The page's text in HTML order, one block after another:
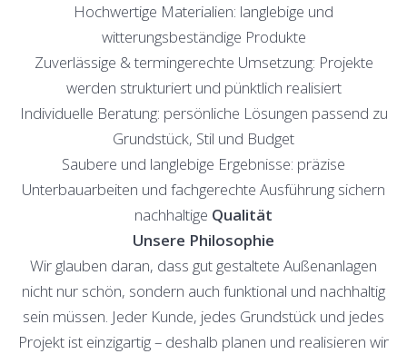
Hochwertige Materialien: langlebige und
witterungsbeständige Produkte
Zuverlässige & termingerechte Umsetzung: Projekte
werden strukturiert und pünktlich realisiert
Individuelle Beratung: persönliche Lösungen passend zu
Grundstück, Stil und Budget
Saubere und langlebige Ergebnisse: präzise
Unterbauarbeiten und fachgerechte Ausführung sichern
nachhaltige Qualität
Unsere Philosophie
Wir glauben daran, dass gut gestaltete Außenanlagen
nicht nur schön, sondern auch funktional und nachhaltig
sein müssen. Jeder Kunde, jedes Grundstück und jedes
Projekt ist einzigartig – deshalb planen und realisieren wir